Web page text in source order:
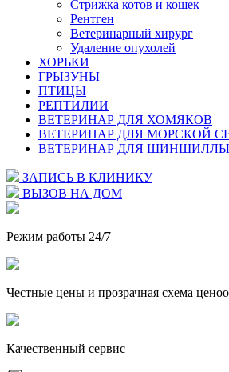
Стрижка котов и кошек
Рентген
Ветеринарный хирург
Удаление опухолей
ХОРЬКИ
ГРЫЗУНЫ
ПТИЦЫ
РЕПТИЛИИ
ВЕТЕРИНАР ДЛЯ ХОМЯКОВ
ВЕТЕРИНАР ДЛЯ МОРСКОЙ
ВЕТЕРИНАР ДЛЯ ШИНШИЛЛЫ
ЗАПИСЬ В КЛИНИКУ
ВЫЗОВ НА ДОМ
Режим работы 24/7
Честные цены и прозрачная схема
Качественный сервис